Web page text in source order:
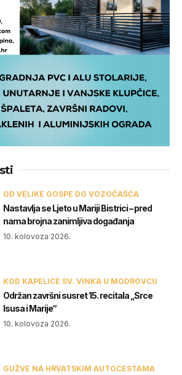
OD VELIKE GOSPE DO VOZOČAŠĆA
Nastavlja se Ljeto u Mariji Bistrici – pred
nama brojna zanimljiva događanja
10. kolovoza 2026.
KOD KAPELICE SV. VINKA U MODROVCU
Održan završni susret 15. recitala „Srce
Isusa i Marije“
10. kolovoza 2026.
GUŽVE NA HRVATSKIM AUTOCESTAMA